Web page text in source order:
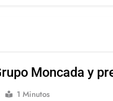
Moncada y
1 Minutos